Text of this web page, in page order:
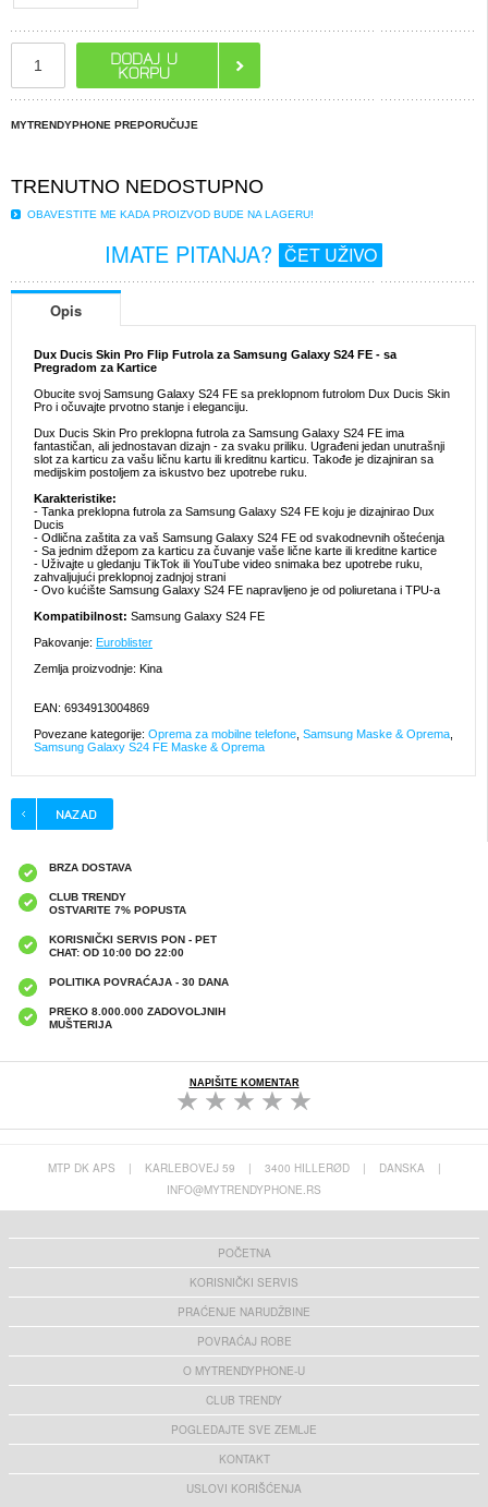
MYTRENDYPHONE PREPORUČUJE
TRENUTNO NEDOSTUPNO
OBAVESTITE ME KADA PROIZVOD BUDE NA LAGERU!
IMATE PITANJA? ČET UŽIVO
Opis
Dux Ducis Skin Pro Flip Futrola za Samsung Galaxy S24 FE - sa
Pregradom za Kartice
Obucite svoj Samsung Galaxy S24 FE sa preklopnom futrolom Dux Ducis Skin
Pro i očuvajte prvotno stanje i eleganciju.
Dux Ducis Skin Pro preklopna futrola za Samsung Galaxy S24 FE ima
fantastičan, ali jednostavan dizajn - za svaku priliku. Ugrađeni jedan unutrašnji
slot za karticu za vašu ličnu kartu ili kreditnu karticu. Takođe je dizajniran sa
medijskim postoljem za iskustvo bez upotrebe ruku.
Karakteristike:
- Tanka preklopna futrola za Samsung Galaxy S24 FE koju je dizajnirao Dux
Ducis
- Odlična zaštita za vaš Samsung Galaxy S24 FE od svakodnevnih oštećenja
- Sa jednim džepom za karticu za čuvanje vaše lične karte ili kreditne kartice
- Uživajte u gledanju TikTok ili YouTube video snimaka bez upotrebe ruku,
zahvaljujući preklopnoj zadnjoj strani
- Ovo kućište Samsung Galaxy S24 FE napravljeno je od poliuretana i TPU-a
Kompatibilnost: Samsung Galaxy S24 FE
Pakovanje: Euroblister
Zemlja proizvodnje: Kina
EAN: 6934913004869
Povezane kategorije: Oprema za mobilne telefone Samsung Maske & Oprema
Samsung Galaxy S24 FE Maske & Oprema
BRZA DOSTAVA
CLUB TRENDY
OSTVARITE 7% POPUSTA
KORISNIČKI SERVIS PON - PET
CHAT: OD 10:00 DO 22:00
POLITIKA POVRAĆAJA - 30 DANA
PREKO 8.000.000 ZADOVOLJNIH
MUŠTERIJA
NAPIŠITE KOMENTAR
MTP DK APS | KARLEBOVEJ 59 | 3400 HILLERØD | DANSKA
|
INFO@MYTRENDYPHONE.RS
POČETNA
KORISNIČKI SERVIS
PRAĆENJE NARUDŽBINE
POVRAĆAJ ROBE
O MYTRENDYPHONE-U
CLUB TRENDY
POGLEDAJTE SVE ZEMLJE
KONTAKT
USLOVI KORIŠĆENJA